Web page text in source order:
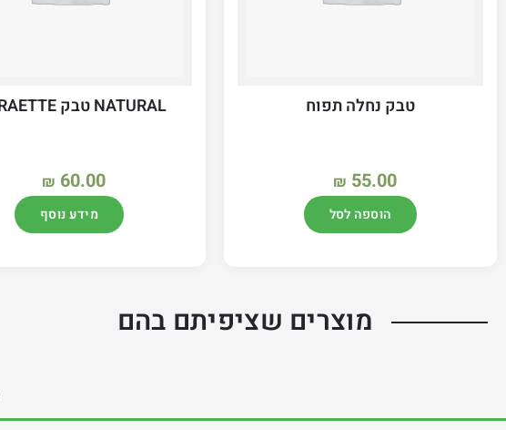
טבק נחלה תפוח
₪ 55.00
הוספה לסל
NATURAL טבק BIGRAETTE
₪ 60.00
מידע נוסף
מוצרים שציפיתם בהם